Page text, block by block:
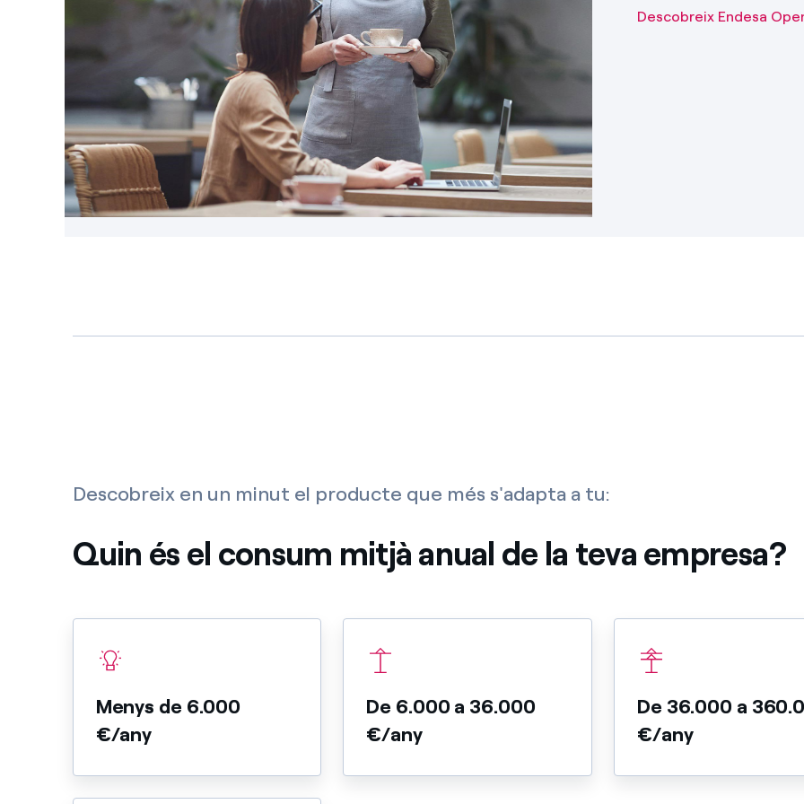
Descobreix Endesa
Descobreix en un minut el producte que més s'adapta a tu:
Quin és el consum mitjà anual de la teva empresa?
Menys de 6.000
€/any
De 6.000 a 36.000
€/any
De 36.000 a
€/any